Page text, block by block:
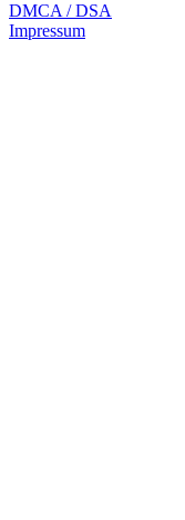
DMCA / DSA
Impressum